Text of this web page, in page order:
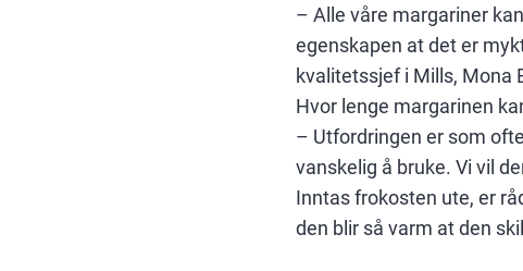
– Alle våre margariner
egenskapen at det er
kvalitetssjef i Mills, Mona
Hvor lenge margarinen
– Utfordringen er som
vanskelig å bruke. Vi vil
Inntas frokosten ute, er
den blir så varm at den